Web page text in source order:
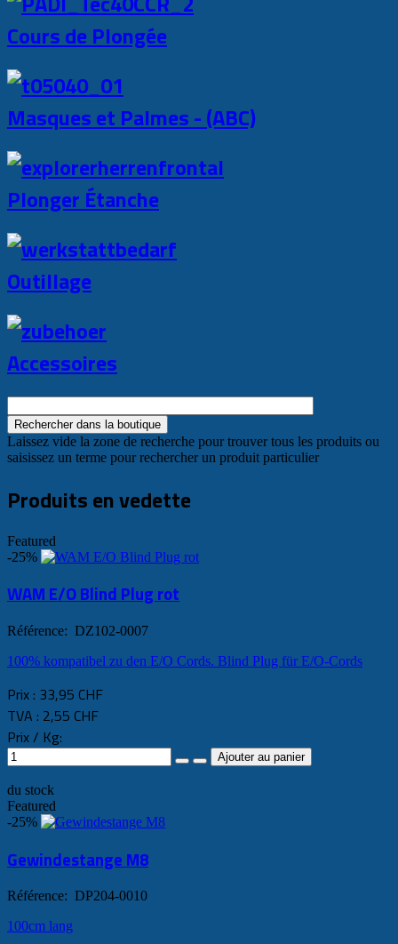
Cours de Plongée
Masques et Palmes - (ABC)
Plonger Étanche
Outillage
Accessoires
Laissez vide la zone de recherche pour trouver tous les produits ou
saisissez un terme pour rechercher un produit particulier
Produits en vedette
Featured
-25%
WAM E/O Blind Plug rot
Référence: DZ102-0007
100% kompatibel zu den E/O Cords. Blind Plug für E/O-Cords
Prix : 33,95 CHF
TVA : 2,55 CHF
Prix / Kg:
du stock
Featured
-25%
Gewindestange M8
Référence: DP204-0010
100cm lang